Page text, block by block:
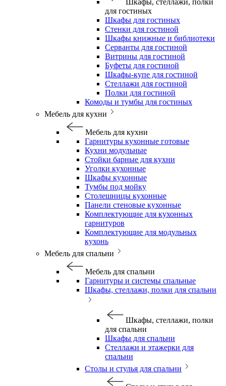
Шкафы, стеллажи, полки
для гостиных
Шкафы для гостиных
Стенки для гостиной
Шкафы книжные и библиотеки
Серванты для гостиной
Витрины для гостиной
Буфеты для гостиной
Шкафы-купе для гостиной
Стеллажи для гостиной
Полки для гостиной
Комоды и тумбы для гостиных
Мебель для кухни
Мебель для кухни
Гарнитуры кухонные готовые
Кухни модульные
Стойки барные для кухни
Уголки кухонные
Шкафы кухонные
Тумбы под мойку
Столешницы кухонные
Панели стеновые кухонные
Комплектующие для кухонных
гарнитуров
Комплектующие для модульных
кухонь
Мебель для спальни
Мебель для спальни
Гарнитуры и системы спальные
Шкафы, стеллажи, полки для спальни
Шкафы, стеллажи, полки
для спальни
Шкафы для спальни
Стеллажи и этажерки для
спальни
Столы и стулья для спальни